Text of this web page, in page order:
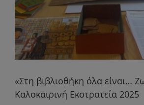
«Στη βιβλιοθήκη όλα είναι…
Καλοκαιρινή Εκστρατεία 2025